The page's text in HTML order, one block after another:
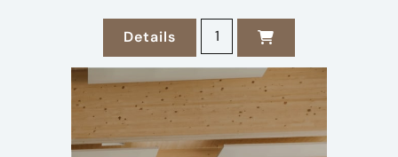
Details zu 2022 Salzberg Zweigelt
2022 Salzberg Zweigelt